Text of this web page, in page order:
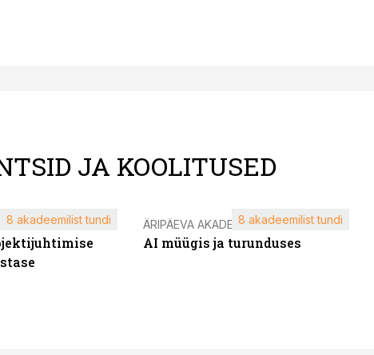
JA KOOLITUSED
8 akadeemilist tundi ÄRIPÄEVA AKADEEMIA
AI müügis ja turunduses
8 akadeemilist tundi